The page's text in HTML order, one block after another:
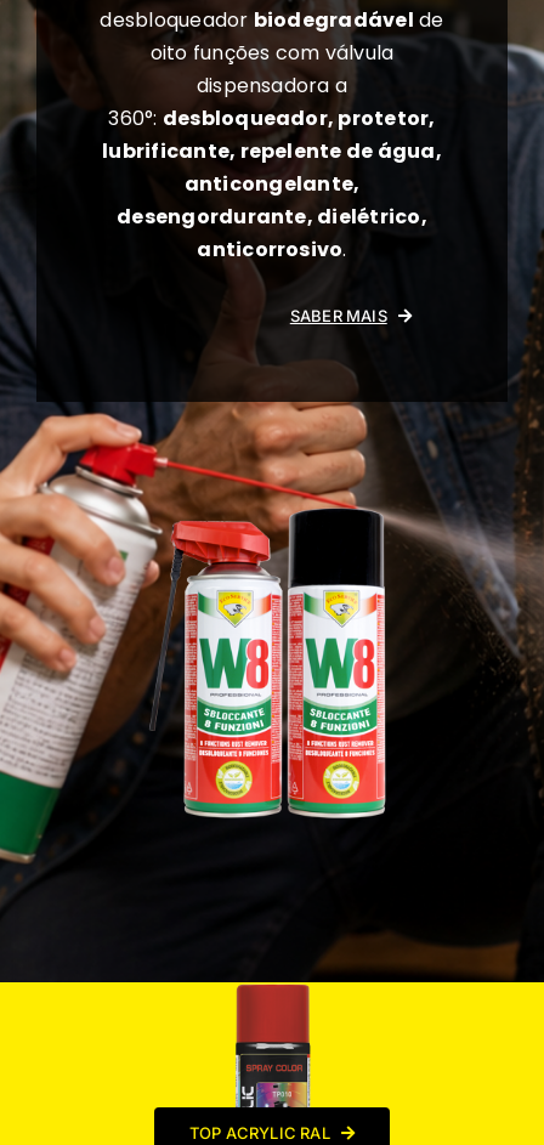
desbloqueador biodegradável de
oito funções com válvula
dispensadora a
360°: desbloqueador, protetor,
lubrificante, repelente de água,
anticongelante,
desengordurante, dielétrico,
anticorrosivo.
SABER MAIS
TOP ACRYLIC RAL